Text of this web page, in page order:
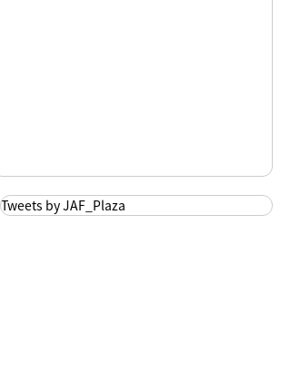
Tweets by JAF_Plaza